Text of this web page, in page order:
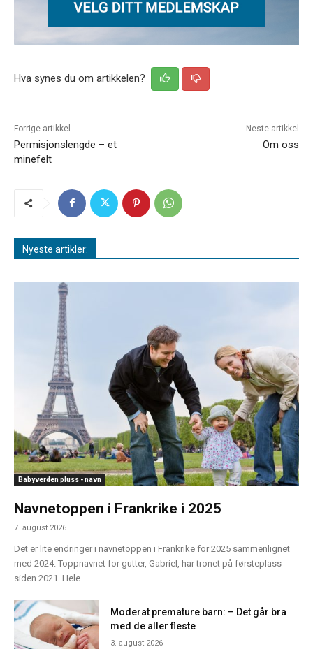
Hva synes du om artikkelen?
Forrige artikkel
Permisjonslengde – et
minefelt
Neste artikkel
Om oss
Nyeste artikler:
Babyverden pluss - navn
Navnetoppen i Frankrike i 2025
7. august 2026
Det er lite endringer i navnetoppen i Frankrike for 2025 sammenlignet
med 2024. Toppnavnet for gutter, Gabriel, har tronet på førsteplass
siden 2021. Hele...
Moderat premature barn: – Det går bra
med de aller fleste
3. august 2026